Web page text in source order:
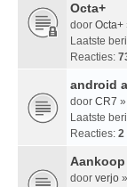
Octa+
door Octa+
Laatste
Reacties:
android
door CR7
Laatste
Reacties: 2
door verjo